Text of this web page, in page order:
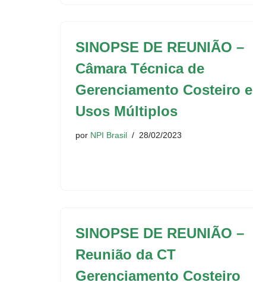
SINOPSE DE REUNIÃO –
Câmara Técnica de
Gerenciamento Costeiro e
Usos Múltiplos
por NPI Brasil 28/02/2023
SINOPSE DE REUNIÃO –
Reunião da CT
Gerenciamento Costeiro